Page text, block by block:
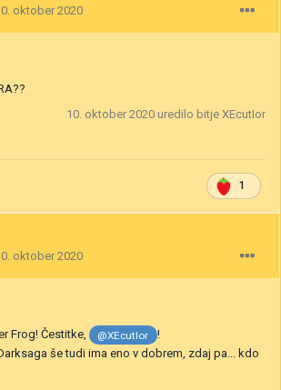
oktober 2020
10. oktober 2020 uredilo bitje XEcutIor
1
oktober 2020
Frog! Čestitke, @XEcutIor
!
še tudi ima eno v dobrem, zdaj pa... kdo